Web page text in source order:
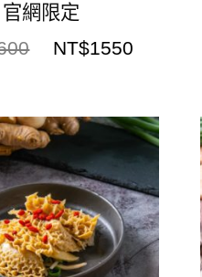
官網限定
NT$1550